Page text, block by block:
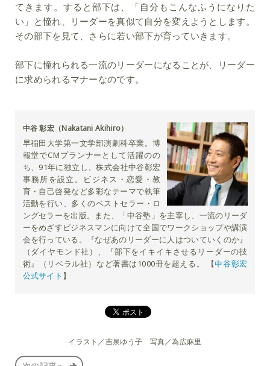
てきます。すると部下は、「自分もこんなふうになりた
い」と憧れ、リーダーを真似て自分を変えようとします。
その部下を見て、さらに若い部下が育っていきます。
部下に憧れられる一流のリーダーになることが、リーダー
に求められるマナーなのです。
中谷 彰宏（Nakatani Akihiro）
早稲田大学第一文学部演劇科卒業。博
報堂でCMプランナーとして活躍のの
ち、91年に独立し、株式会社中谷彰宏
事務所を設立。ビジネス・恋愛・教
育・自己啓発など多彩なテーマで執筆
活動を行い、多くのベストセラー・ロ
ングセラーを出版。また、「中谷塾」を主宰し、一流のリーダ
ーをめざすビジネスマンに向けて全国でワークショップや講演
会を行っている。『なぜあのリーダーに人はついていくのか』
（ダイヤモンド社）、『部下をイキイキさせるリーダーの技
術』（リベラル社）など著書は1000冊を超える。 【中谷彰宏
公式サイト 】
イラスト／吉泉ゆう子 写真／為広麻里